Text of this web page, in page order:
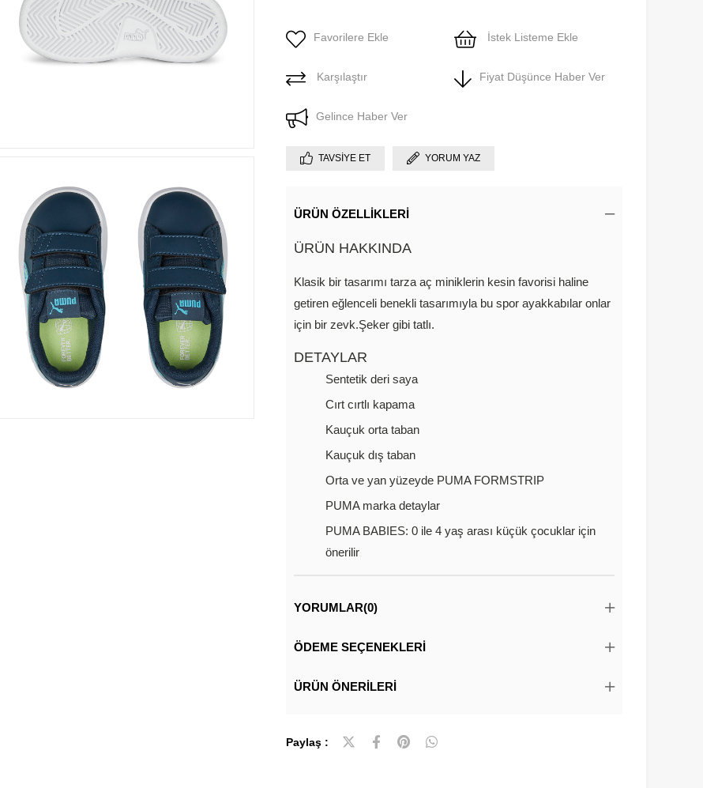
Favorilere Ekle İstek Listeme Ekle
Karşılaştır Fiyat Düşünce Haber Ver
Gelince Haber Ver
TAVSIYE ET YORUM YAZ
ÜRÜN ÖZELLIKLERI
ÜRÜN HAKKINDA
Klasik bir tasarımı tarza aç miniklerin kesin favorisi haline
getiren eğlenceli benekli tasarımıyla bu spor ayakkabılar onlar
için bir zevk.Şeker gibi tatlı.
DETAYLAR
Sentetik deri saya
Cırt cırtlı kapama
Kauçuk orta taban
Kauçuk dış taban
Orta ve yan yüzeyde PUMA FORMSTRIP
PUMA marka detaylar
PUMA BABIES: 0 ile 4 yaş arası küçük çocuklar için
önerilir
YORUMLAR(0)
ÖDEME SEÇENEKLERI
ÜRÜN ÖNERILERI
Paylaş :